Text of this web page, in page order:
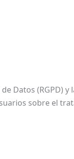
Datos (RGPD)
sobre el